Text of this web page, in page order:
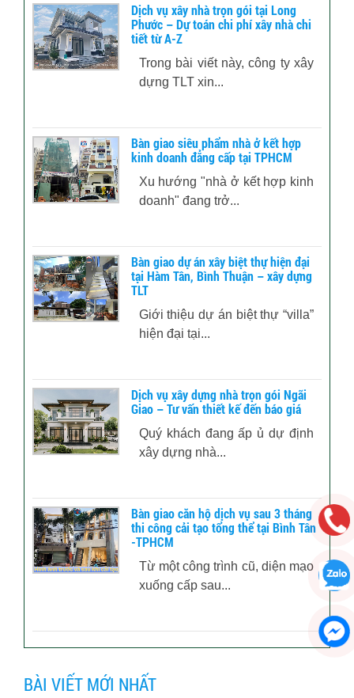
Dịch vụ xây nhà trọn gói tại Long
Phước – Dự toán chi phí xây nhà chi
tiết từ A-Z
Trong bài viết này, công ty xây
dựng TLT xin...
Bàn giao siêu phẩm nhà ở kết hợp
kinh doanh đẳng cấp tại TPHCM
Xu hướng "nhà ở kết hợp kinh
doanh" đang trở...
Bàn giao dự án xây biệt thự hiện đại
tại Hàm Tân, Bình Thuận – xây dựng
TLT
Giới thiệu dự án biệt thự “villa”
hiện đại tại...
Dịch vụ xây dựng nhà trọn gói Ngãi
Giao – Tư vấn thiết kế đến báo giá
Quý khách đang ấp ủ dự định
xây dựng nhà...
Bàn giao căn hộ dịch vụ sau 3 tháng
thi công cải tạo tổng thể tại Bình Tân
-TPHCM
Từ một công trình cũ, diện mạo
xuống cấp sau...
BÀI VIẾT MỚI NHẤT